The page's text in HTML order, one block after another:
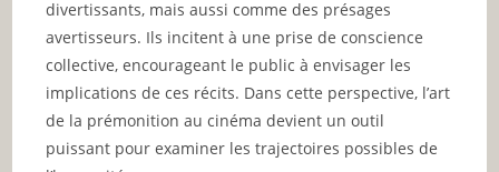
divertissants, mais aussi comme des présages
avertisseurs. Ils incitent à une prise de conscience
collective, encourageant le public à envisager les
implications de ces récits. Dans cette perspective, l’art
de la prémonition au cinéma devient un outil
puissant pour examiner les trajectoires possibles de